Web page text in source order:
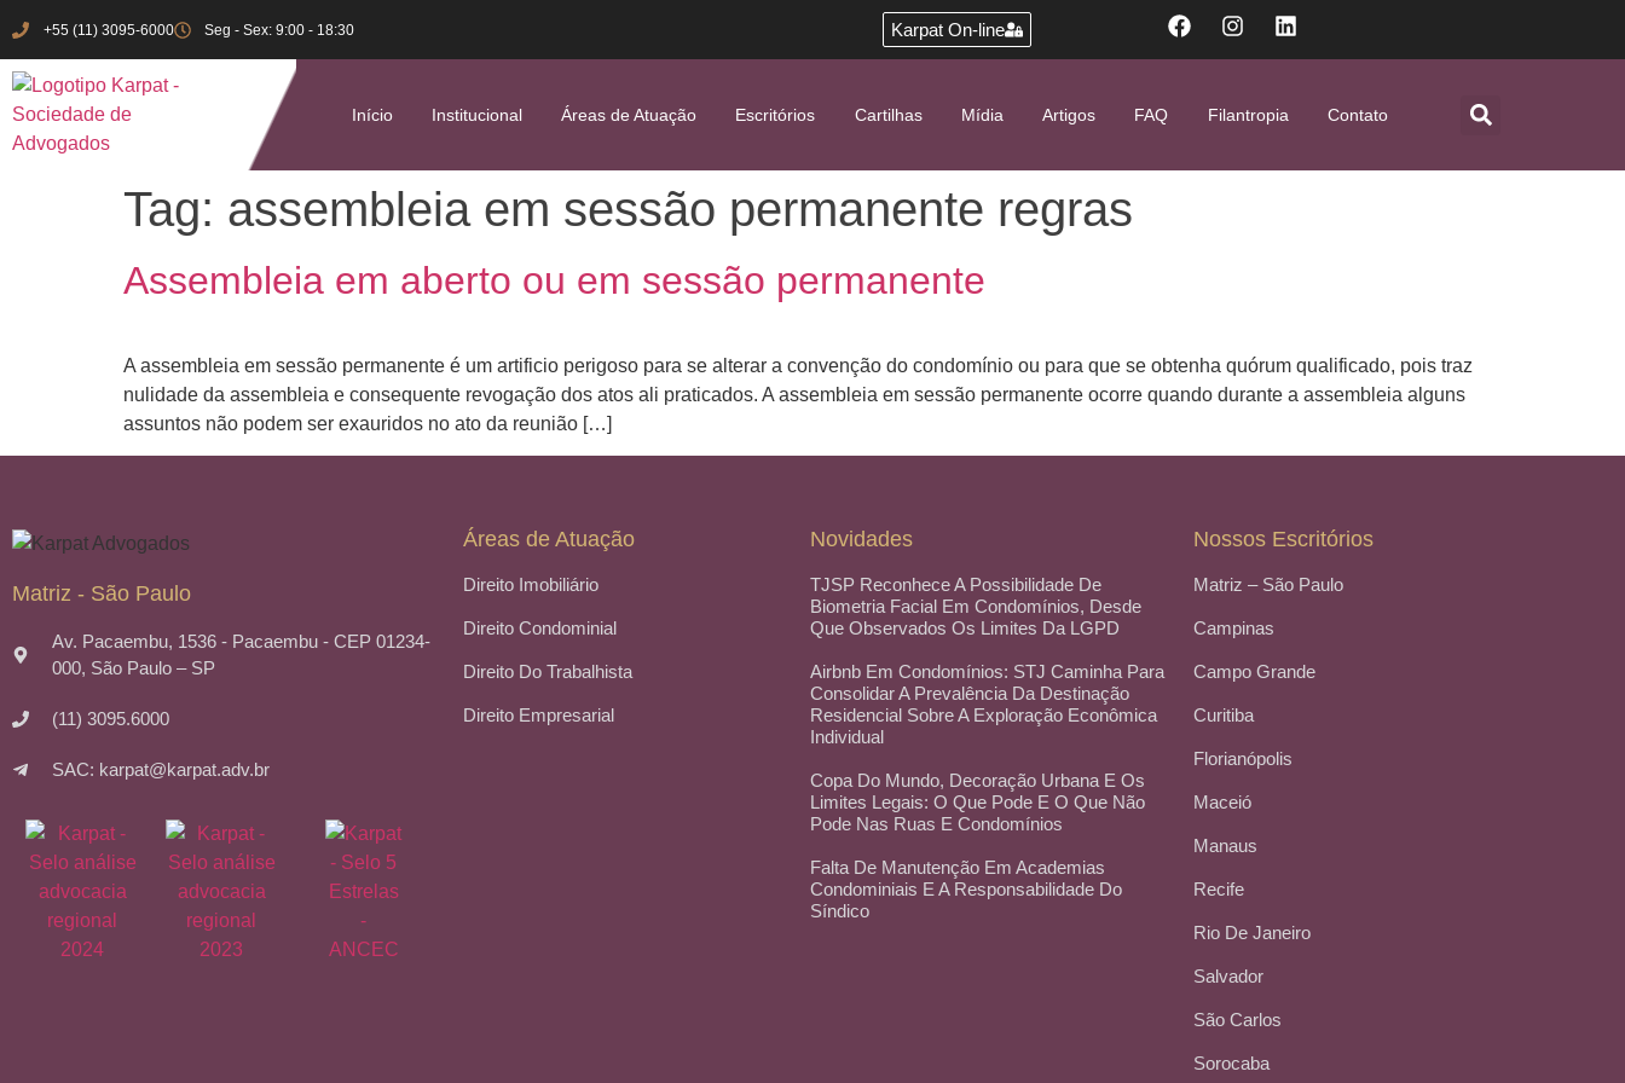
+55 (11) 3095-6000 Seg - Sex: 9:00 - 18:30 Karpat On-line
Início Institucional Áreas de Atuação Escritórios Cartilhas Mídia Artigos FAQ Filantropia Contato
Tag: assembleia em sessão permanente regras
Assembleia em aberto ou em sessão permanente
A assembleia em sessão permanente é um artificio perigoso para se alterar a convenção do condomínio ou para que se obtenha quórum qualificado, pois traz
nulidade da assembleia e consequente revogação dos atos ali praticados. A assembleia em sessão permanente ocorre quando durante a assembleia alguns
assuntos não podem ser exauridos no ato da reunião […]
Matriz - São Paulo
Av. Pacaembu, 1536 - Pacaembu - CEP 01234-
000, São Paulo – SP
(11) 3095.6000
SAC: karpat@karpat.adv.br
Áreas de Atuação
Direito Imobiliário
Direito Condominial
Direito Do Trabalhista
Direito Empresarial
Novidades
TJSP Reconhece A Possibilidade De
Biometria Facial Em Condomínios, Desde
Que Observados Os Limites Da LGPD
Airbnb Em Condomínios: STJ Caminha Para
Consolidar A Prevalência Da Destinação
Residencial Sobre A Exploração Econômica
Individual
Copa Do Mundo, Decoração Urbana E Os
Limites Legais: O Que Pode E O Que Não
Pode Nas Ruas E Condomínios
Falta De Manutenção Em Academias
Condominiais E A Responsabilidade Do
Síndico
Nossos Escritórios
Matriz – São Paulo
Campinas
Campo Grande
Curitiba
Florianópolis
Maceió
Manaus
Recife
Rio De Janeiro
Salvador
São Carlos
Sorocaba